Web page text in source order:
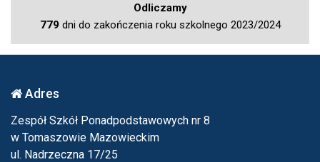
Odliczamy
779 dni do zakończenia roku szkolnego 2023/2024
Adres
Zespół Szkół Ponadpodstawowych nr 8
w Tomaszowie Mazowieckim
ul. Nadrzeczna 17/25